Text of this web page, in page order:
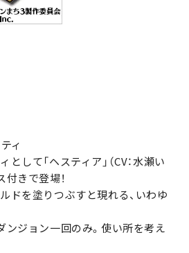
ィ
して「ヘスティア」（CV：水瀬い
きで登場！
ドを塗りつぶすと現れる、いわゆ
ンジョン一回のみ。使い所を考え